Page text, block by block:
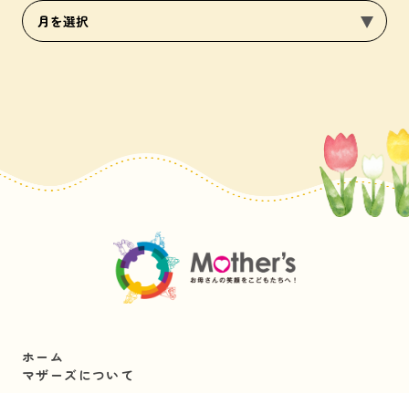
ホーム
マザーズについて